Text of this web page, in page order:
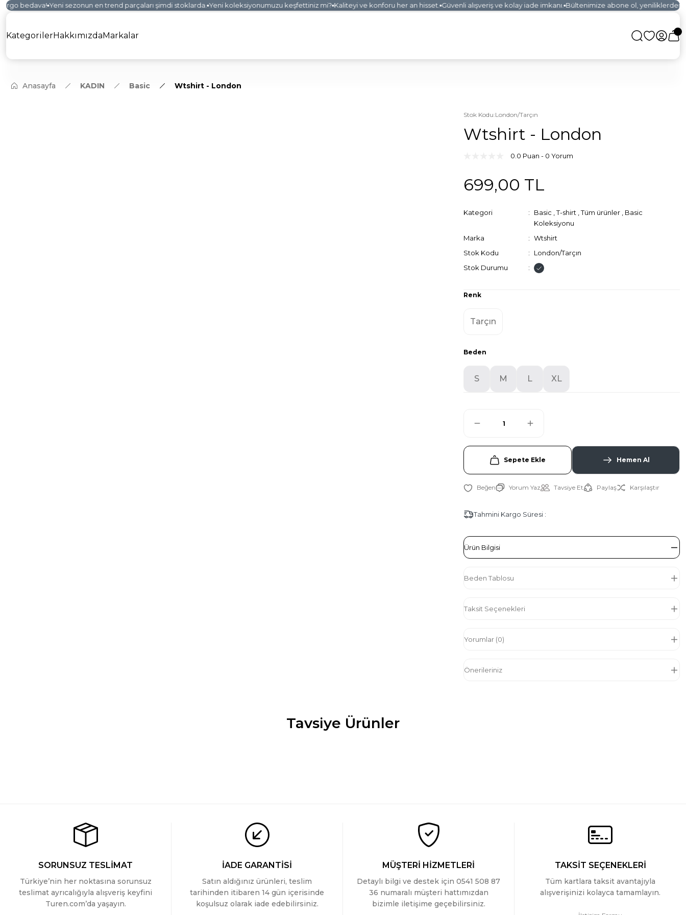
bedava! Yeni sezonun en trend parçaları şimdi stoklarda. Yeni koleksiyonumuzu keşfettiniz mi? Kaliteyi ve konforu her an hisset. Güvenli alışveriş ve kolay iade imkanı. Bültenimize abone ol, yeniliklerden ilk
KategorilerHakkımızdaMarkalar
Anasayfa KADIN Basic Wtshirt - London
Stok Kodu:London/Tarçın
Wtshirt - London
0.0 Puan - 0 Yorum
699,00 TL
Kategori Basic ,T-shirt ,Tüm ürünler
Basic
Koleksiyonu
Marka
Wtshirt
Stok Kodu
London/Tarçın
Stok Durumu
Renk
Tarçın
Beden
S M L XL
Sepete Ekle Hemen Al
Yorum Yaz Tavsiye Et Paylaş Karşılaştır
Tahmini Kargo Süresi :
Ürün Bilgisi
Beden Tablosu
Taksit Seçenekleri
Yorumlar (0)
Önerileriniz
Tavsiye Ürünler
SORUNSUZ TESLİMAT
Türkiye’nin her noktasına sorunsuz
teslimat ayrıcalığıyla alışveriş keyfini
Turen.com’da yaşayın.
İADE GARANTİSİ
Satın aldığınız ürünleri, teslim
tarihinden itibaren 14 gün içerisinde
koşulsuz olarak iade edebilirsiniz.
MÜŞTERİ HİZMETLERİ
Detaylı bilgi ve destek için 0541 508 87
36 numaralı müşteri hattımızdan
bizimle iletişime geçebilirsiniz.
TAKSİT SEÇENEKLERİ
Tüm kartlara taksit avantajıyla
alışverişinizi kolayca tamamlayın.